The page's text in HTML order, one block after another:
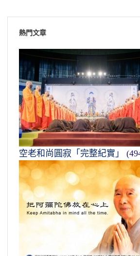
熱門文章
空老和尚圓寂「完整紀實」